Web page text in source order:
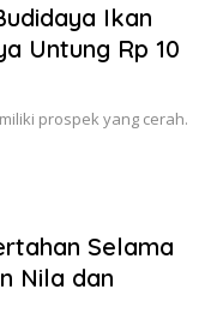
Ikan
Untung Rp 10
prospek yang cerah.
Selama
Nila dan